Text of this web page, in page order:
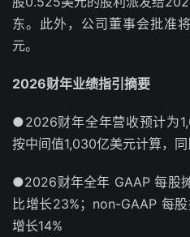
东。此外，公司董事会批准
元。
2026财年业绩指引摘要
●2026财年全年营收预计为
按中间值1,030亿美元计算，
●2026财年全年 GAAP 每股
比增长23%；non-GAAP 每
增长14%